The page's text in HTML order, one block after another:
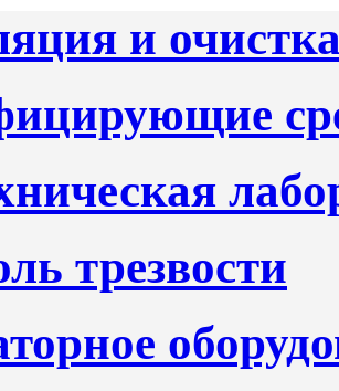
и
трезвости